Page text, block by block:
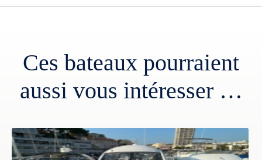
Ces bateaux pourraient
aussi vous intéresser …